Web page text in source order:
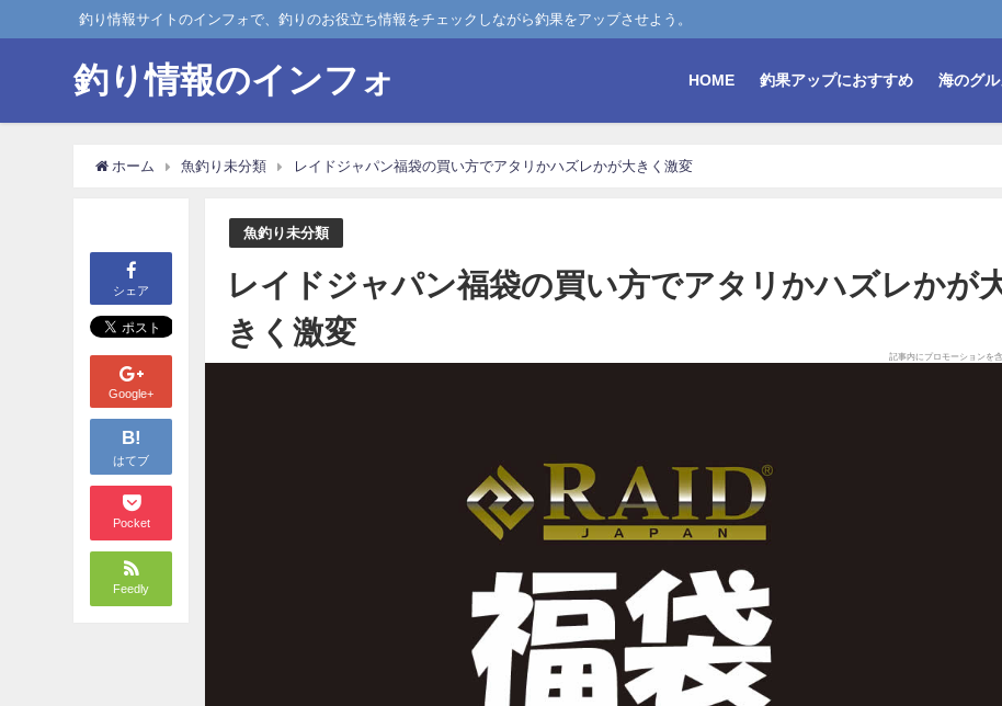
釣り情報サイトのインフォで、釣りのお役立ち情報をチェックしながら釣果をアップさせよう。
釣り情報のインフォ HOME 釣果アップにおすすめ 海のグル
ホーム 魚釣り未分類 レイドジャパン福袋の買い方でアタリかハズレかが大きく激変
シェア
Google+
B!
はてブ
Pocket
Feedly
魚釣り未分類
レイドジャパン福袋の買い方でアタリかハズレかが
きく激変
記事内にプロモーションを含